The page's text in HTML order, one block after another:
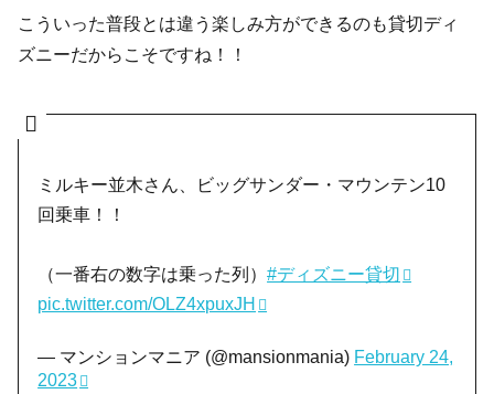
こういった普段とは違う楽しみ方ができるのも貸切ディ
ズニーだからこそですね！！
ミルキー並木さん、ビッグサンダー・マウンテン10
回乗車！！
（一番右の数字は乗った列）#ディズニー貸切
pic.twitter.com/OLZ4xpuxJH
— マンションマニア (@mansionmania) February 24,
2023